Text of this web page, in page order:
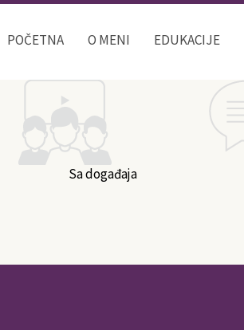
POČETNA O MENI EDUKACIJE
Sa događaja